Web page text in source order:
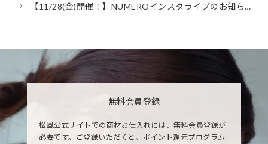
【11/28(金)開催！】NUMEROインスタライブのお知らせ - 【12月繁忙期直前！"時短"から"主役級"まで】ホリデーカラーデザイン術 -
無料会員登録
松風公式サイトでの商材お仕入れには、無料会員登録が
必要です。ご登録いただくと、ポイント還元プログラム